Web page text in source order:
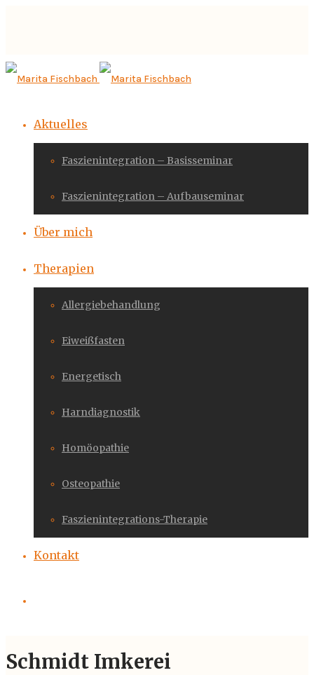
Aktuelles
Faszienintegration – Basisseminar
Faszienintegration – Aufbauseminar
Über mich
Therapien
Allergiebehandlung
Eiweißfasten
Energetisch
Harndiagnostik
Homöopathie
Osteopathie
Faszienintegrations-Therapie
Kontakt
Schmidt Imkerei